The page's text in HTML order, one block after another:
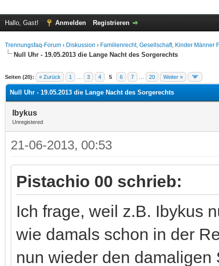
Hallo, Gast! Anmelden Registrieren
Trennungsfaq-Forum › Diskussion › Familienrecht, Gesellschaft, Kinder Männer
Null Uhr - 19.05.2013 die Lange Nacht des Sorgerechts
Seiten (20): « Zurück 1 3 4 5 6 7 20 Weiter »
im Durchschnitt
Null Uhr - 19.05.2013 die Lange Nacht des Sorgerechts
Ibykus
Unregistered
21-06-2013, 00:53
Pistachio 00 schrieb:
Ich frage, weil z.B. Ibykus
wie damals schon in der
nun wieder den